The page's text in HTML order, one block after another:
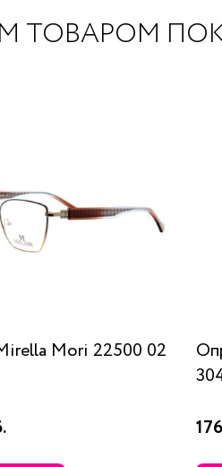
ТОВАРОМ
Mori 22500 02